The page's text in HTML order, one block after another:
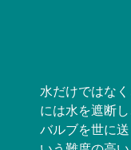
水だけではな
には水を遮断
バルブを世に